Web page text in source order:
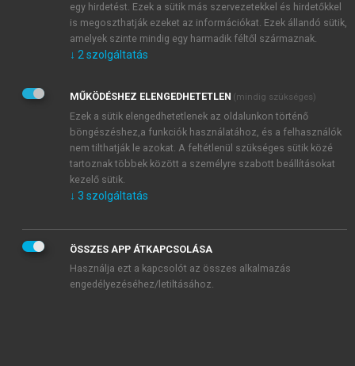
Kérek értesítést a MeRSZ újdonságairól, akcióiról.
Kérek értesítést az Akadémiai Kiadó Zrt. újdonságairól,
Adatkezelési tájékoztatóbanfoglaltakat tudomásul
veszem és elfogadom.
Általános vásárlási feltételeket, valamint a szotar.netés a
mersz.huoldalak licencszerződéseiben foglaltakat
tudomásul veszem és elfogadom.
KIPRÓBÁLOM
egy hirdetést. Ezek a sütik más szervezetekkel és hirdetőkkel
is megoszthatják ezeket az információkat. Ezek állandó sütik,
amelyek szinte mindig egy harmadik féltől származnak.
↓ 2 szolgáltatás
MŰKÖDÉSHEZ ELENGEDHETETLEN (mindig szükséges)
Ezek a sütik elengedhetetlenek az oldalunkon történő
böngészéshez,a funkciók használatához, és a felhasználók
nem tilthatják le azokat. A feltétlenül szükséges sütik közé
tartoznak többek között a személyre szabott beállításokat
kezelő sütik.
↓ 3 szolgáltatás
ÖSSZES APP ÁTKAPCSOLÁSA
Használja ezt a kapcsolót az összes alkalmazás
engedélyezéséhez/letiltásához.